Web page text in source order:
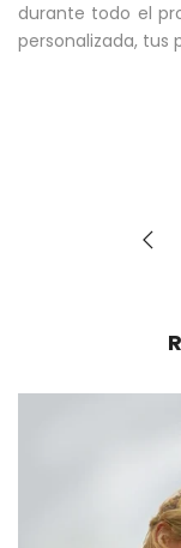
durante todo el
personalizada, tus